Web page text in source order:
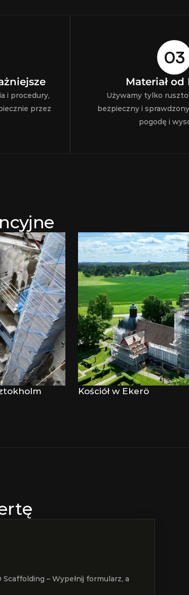
i procedury,
przez
03
Materiał od
Używamy tylko
bezpieczny i
pogodę i
Kościół w Ekerö
– Wypełnij formularz, a